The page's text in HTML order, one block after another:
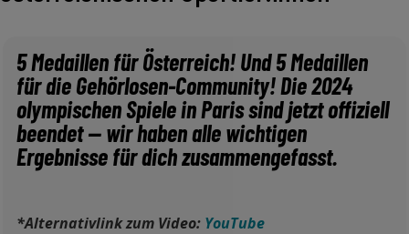
5 Medaillen für Österreich! Und 5 Medaillen
für die Gehörlosen-Community! Die 2024
olympischen Spiele in Paris sind jetzt offiziell
beendet — wir haben alle wichtigen
Ergebnisse für dich zusammengefasst.
*Alternativlink zum Video: YouTube